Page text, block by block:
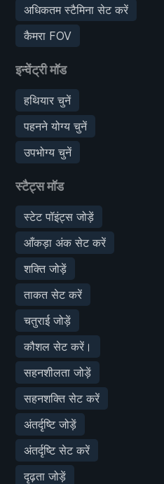
अधिकतम स्टैमिना सेट करें
कैमरा FOV
इन्वेंट्री मॉड
हथियार चुनें
पहनने योग्य चुनें
उपभोग्य चुनें
स्टैट्स मॉड
स्टेट पॉइंट्स जोड़ें
आँकड़ा अंक सेट करें
शक्ति जोड़ें
ताकत सेट करें
चतुराई जोड़ें
कौशल सेट करें।
सहनशीलता जोड़ें
सहनशक्ति सेट करें
अंतर्दृष्टि जोड़ें
अंतर्दृष्टि सेट करें
दृढ़ता जोड़ें